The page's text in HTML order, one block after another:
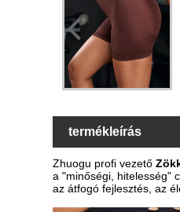
termékleírás
Zhuogu profi vezető
a "minőségi, hitelesség"
az átfogó fejlesztés, az